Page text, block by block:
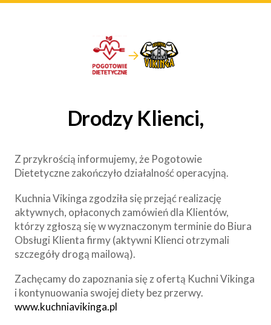
→
Drodzy Klienci,
Z przykrością informujemy, że Pogotowie
Dietetyczne zakończyło działalność operacyjną.
Kuchnia Vikinga zgodziła się przejąć realizację
aktywnych, opłaconych zamówień dla Klientów,
którzy zgłoszą się w wyznaczonym terminie do Biura
Obsługi Klienta firmy (aktywni Klienci otrzymali
szczegóły drogą mailową).
Zachęcamy do zapoznania się z ofertą Kuchni Vikinga
i kontynuowania swojej diety bez przerwy.
www.kuchniavikinga.pl